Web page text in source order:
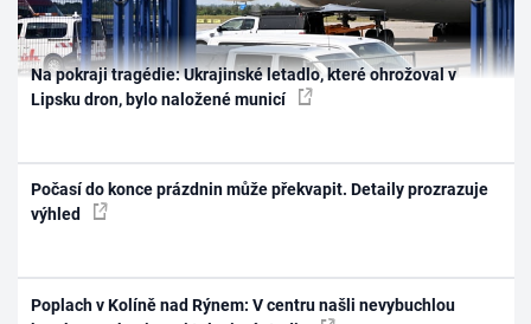
Na pokraji tragédie: Ukrajinské letadlo, které ohrožoval v
Lipsku dron, bylo naložené municí
Počasí do konce prázdnin může překvapit. Detaily prozrazuje
výhled
Poplach v Kolíně nad Rýnem: V centru našli nevybuchlou